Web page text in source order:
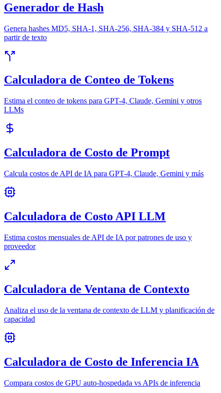
Generador de Hash
Genera hashes MD5, SHA-1, SHA-256, SHA-384 y SHA-512 a
partir de texto
Calculadora de Conteo de Tokens
Estima el conteo de tokens para GPT-4, Claude, Gemini y otros
LLMs
Calculadora de Costo de Prompt
Calcula costos de API de IA para GPT-4, Claude, Gemini y más
Calculadora de Costo API LLM
Estima costos mensuales de API de IA por patrones de uso y
proveedor
Calculadora de Ventana de Contexto
Analiza el uso de la ventana de contexto de LLM y planificación de
capacidad
Calculadora de Costo de Inferencia IA
Compara costos de GPU auto-hospedada vs APIs de inferencia